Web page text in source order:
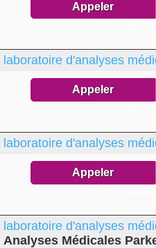
Appeler
laboratoire d'analyses
Appeler
laboratoire d'analyses
Appeler
laboratoire d'analyses
Analyses Médicales